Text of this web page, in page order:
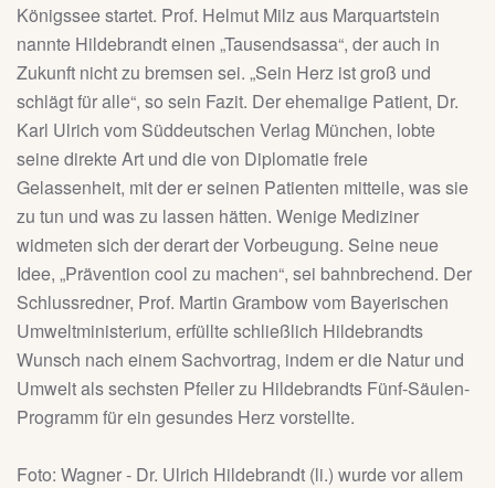
Königssee startet. Prof. Helmut Milz aus Marquartstein
nannte Hildebrandt einen „Tausendsassa“, der auch in
Zukunft nicht zu bremsen sei. „Sein Herz ist groß und
schlägt für alle“, so sein Fazit. Der ehemalige Patient, Dr.
Karl Ulrich vom Süddeutschen Verlag München, lobte
seine direkte Art und die von Diplomatie freie
Gelassenheit, mit der er seinen Patienten mitteile, was sie
zu tun und was zu lassen hätten. Wenige Mediziner
widmeten sich der derart der Vorbeugung. Seine neue
Idee, „Prävention cool zu machen“, sei bahnbrechend. Der
Schlussredner, Prof. Martin Grambow vom Bayerischen
Umweltministerium, erfüllte schließlich Hildebrandts
Wunsch nach einem Sachvortrag, indem er die Natur und
Umwelt als sechsten Pfeiler zu Hildebrandts Fünf-Säulen-
Programm für ein gesundes Herz vorstellte.
Foto: Wagner - Dr. Ulrich Hildebrandt (li.) wurde vor allem